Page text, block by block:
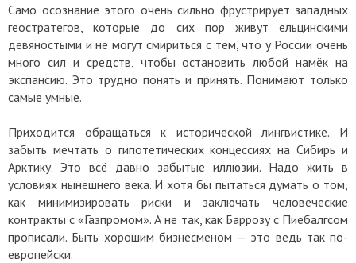
Само осознание этого очень сильно фрустрирует западных
геостратегов, которые до сих пор живут ельцинскими
девяностыми и не могут смириться с тем, что у России очень
много сил и средств, чтобы остановить любой намёк на
экспансию. Это трудно понять и принять. Понимают только
самые умные.
Приходится обращаться к исторической лингвистике. И
забыть мечтать о гипотетических концессиях на Сибирь и
Арктику. Это всё давно забытые иллюзии. Надо жить в
условиях нынешнего века. И хотя бы пытаться думать о том,
как минимизировать риски и заключать человеческие
контракты с «Газпромом». А не так, как Баррозу с Пиебалгсом
прописали. Быть хорошим бизнесменом — это ведь так по-
европейски.